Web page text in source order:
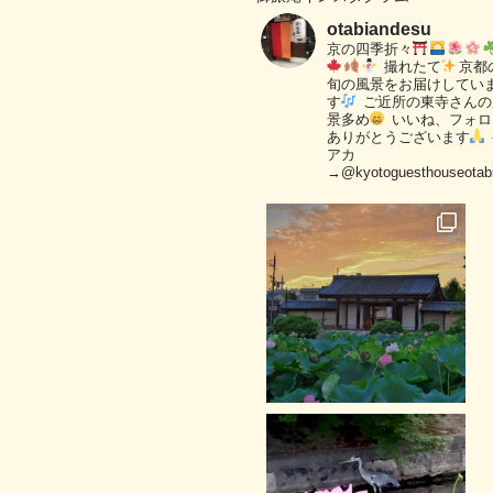
otabiandesu
京の四季折々
撮れたて
京都
旬の風景をお届けしてい
す
ご近所の東寺さん
景多め
いいね、フォ
ありがとうございます
アカ